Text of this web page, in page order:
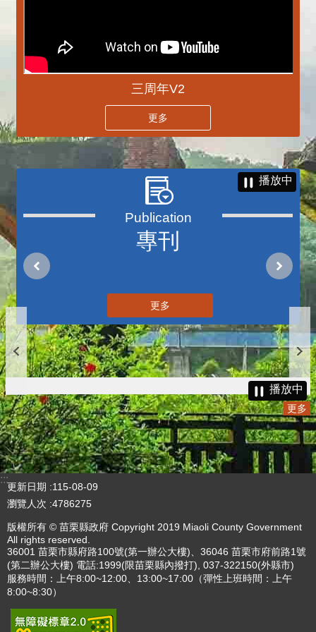
三周年V2
更多
專刊
播放中
更多
播放中
更多
:::
更新日期
115-08-09
瀏覽人次 4786275
版權所有 © 苗栗縣政府 Copyright 2019 Miaoli County Government
All rights reserved.
36001 苗栗市縣府路100號(第一辦公大樓)、36046 苗栗市府前路1號
(第二辦公大樓) 電話:1999(限苗栗縣內撥打), 037-322150(外縣市)
服務時間：上午8:00~12:00、13:00~17:00（彈性上班時間：上午
8:00~8:30）